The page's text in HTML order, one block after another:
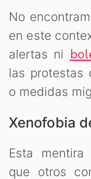
No
en este
alertas ni
las protestas
o medidas
Xenofobia
Esta
que otros